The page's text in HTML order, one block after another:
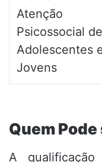
Atenção
Psicossocial de
Adolescentes
Jovens
Quem Pode
A